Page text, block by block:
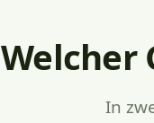
Welcher
In